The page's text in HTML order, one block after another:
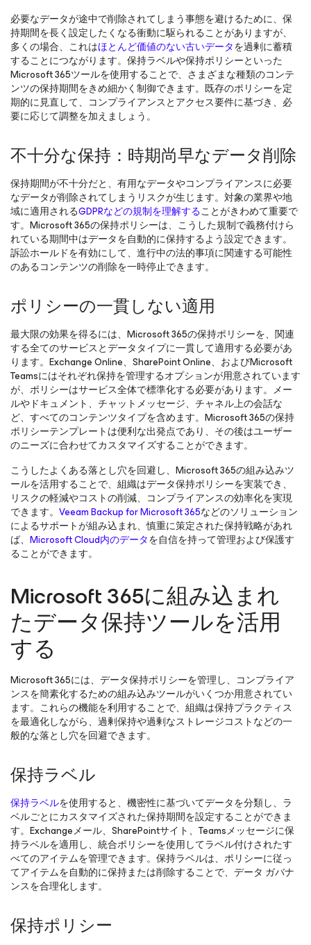
必要なデータが途中で削除されてしまう事態を避けるために、保
持期間を長く設定したくなる衝動に駆られることがありますが、
多くの場合、これはほとんど価値のない古いデータを過剰に蓄積
することにつながります。保持ラベルや保持ポリシーといった
Microsoft 365ツールを使用することで、さまざまな種類のコンテ
ンツの保持期間をきめ細かく制御できます。既存のポリシーを定
期的に見直して、コンプライアンスとアクセス要件に基づき、必
要に応じて調整を加えましょう。
不十分な保持：時期尚早なデータ削除
保持期間が不十分だと、有用なデータやコンプライアンスに必要
なデータが削除されてしまうリスクが生じます。対象の業界や地
域に適用されるGDPRなどの規制を理解することがきわめて重要で
す。Microsoft 365の保持ポリシーは、こうした規制で義務付けら
れている期間中はデータを自動的に保持するよう設定できます。
訴訟ホールドを有効にして、進行中の法的事項に関連する可能性
のあるコンテンツの削除を一時停止できます。
ポリシーの一貫しない適用
最大限の効果を得るには、Microsoft 365の保持ポリシーを、関連
する全てのサービスとデータタイプに一貫して適用する必要があ
ります。Exchange Online、SharePoint Online、およびMicrosoft
Teamsにはそれぞれ保持を管理するオプションが用意されています
が、ポリシーはサービス全体で標準化する必要があります。メー
ルやドキュメント、チャットメッセージ、チャネル上の会話な
ど、すべてのコンテンツタイプを含めます。Microsoft 365の保持
ポリシーテンプレートは便利な出発点であり、その後はユーザー
のニーズに合わせてカスタマイズすることができます。
こうしたよくある落とし穴を回避し、Microsoft 365の組み込みツ
ールを活用することで、組織はデータ保持ポリシーを実装でき、
リスクの軽減やコストの削減、コンプライアンスの効率化を実現
できます。 Veeam Backupfor Microsoft 365などのソリューション
によるサポートが組み込まれ、慎重に策定された保持戦略があれ
ば、 Microsoft Cloud内のデータを自信を持って管理および保護す
ることができます。
Microsoft 365に組み込まれ
たデータ保持ツールを活用
する
Microsoft 365には、データ保持ポリシーを管理し、コンプライア
ンスを簡素化するための組み込みツールがいくつか用意されてい
ます。これらの機能を利用することで、組織は保持プラクティス
を最適化しながら、過剰保持や過剰なストレージコストなどの一
般的な落とし穴を回避できます。
保持ラベル
保持ラベルを使用すると、機密性に基づいてデータを分類し、ラ
ベルごとにカスタマイズされた保持期間を設定することができま
す。Exchangeメール、SharePointサイト、Teamsメッセージに保
持ラベルを適用し、統合ポリシーを使用してラベル付けされたす
べてのアイテムを管理できます。保持ラベルは、ポリシーに従っ
てアイテムを自動的に保持または削除することで、データ ガバナ
ンスを合理化します。
保持ポリシー